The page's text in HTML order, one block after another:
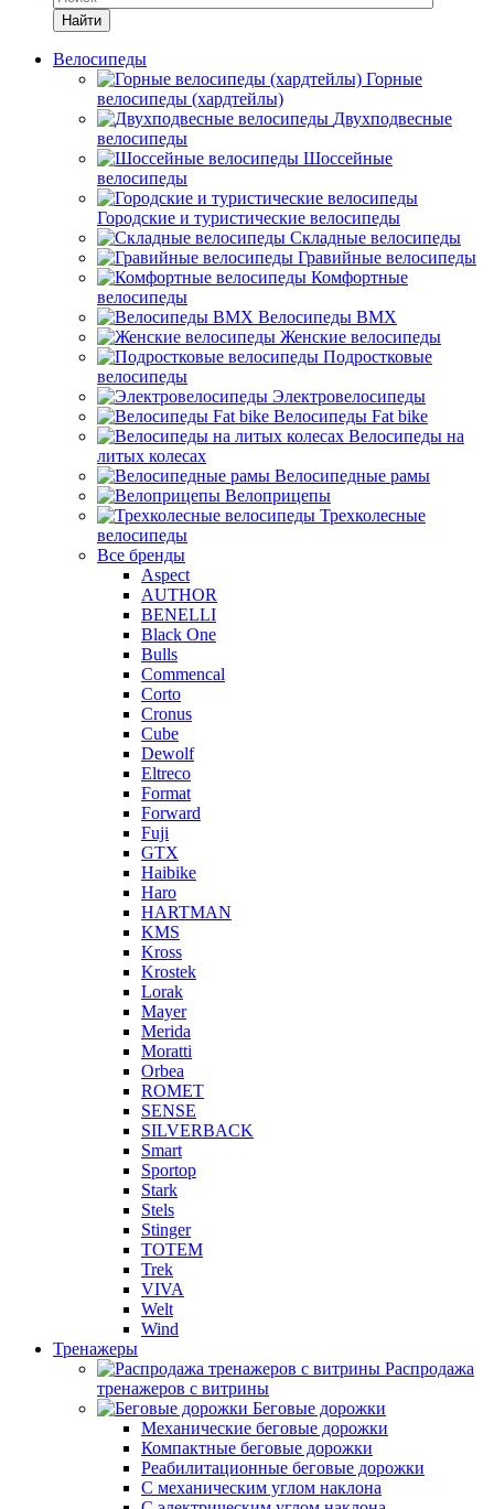
Найти
Велосипеды
Горные
велосипеды (хардтейлы)
Двухподвесные
велосипеды
Шоссейные
велосипеды
Городские и туристические велосипеды
Складные велосипеды
Гравийные велосипеды
Комфортные
велосипеды
Велосипеды BMX
Женские велосипеды
Подростковые
велосипеды
Электровелосипеды
Велосипеды Fat bike
Велосипеды на
литых колесах
Велосипедные рамы
Велоприцепы
Трехколесные
велосипеды
Все бренды
Aspect
AUTHOR
BENELLI
Black One
Bulls
Commencal
Corto
Cronus
Cube
Dewolf
Eltreco
Format
Forward
Fuji
GTX
Haibike
Haro
HARTMAN
KMS
Kross
Krostek
Lorak
Mayer
Merida
Moratti
Orbea
ROMET
SENSE
SILVERBACK
Smart
Sportop
Stark
Stels
Stinger
TOTEM
Trek
VIVA
Welt
Wind
Тренажеры
Распродажа
тренажеров с витрины
Беговые дорожки
Механические беговые дорожки
Компактные беговые дорожки
Реабилитационные беговые дорожки
С механическим углом наклона